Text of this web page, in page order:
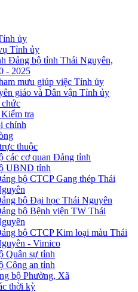
ủy
Tỉnh ủy
Đảng bộ tỉnh Thái Nguyên,
- 2025
mưu giúp việc Tỉnh ủy
giáo và Dân vận Tỉnh ủy
tra
chính
thuộc
các cơ quan Đảng tỉnh
UBND tỉnh
bộ CTCP Gang thép Thái
bộ Đại học Thái Nguyên
bộ Bệnh viện TW Thái
bộ CTCP Kim loại màu Thái
- Vimico
Quân sự tỉnh
Công an tỉnh
bộ Phường, Xã
thời kỳ